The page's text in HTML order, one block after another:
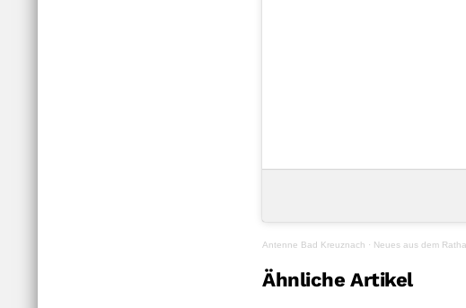
Antenne Bad Kreuznach · Neues aus dem
Ähnliche Artikel